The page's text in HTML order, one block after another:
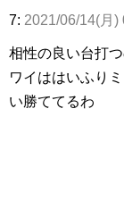
7: 2021/06/14(月)
相性の良い台打
ワイははいふり
い勝ててるわ